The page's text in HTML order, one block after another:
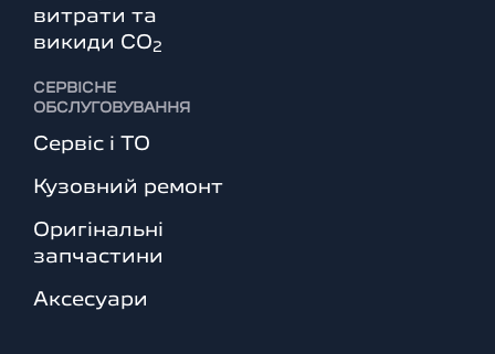
витрати та
викиди СО2
СЕРВІСНЕ
ОБСЛУГОВУВАННЯ
Сервіс і ТО
Кузовний ремонт
Оригінальні
запчастини
Аксесуари